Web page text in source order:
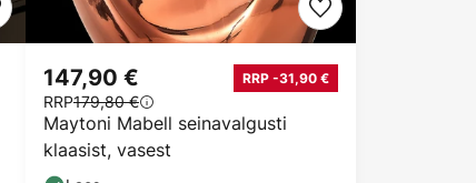
Maytoni Mabell seinavalgusti
klaasist, vasest
147,90 € RRP -31,90 €
RRP179,80 €